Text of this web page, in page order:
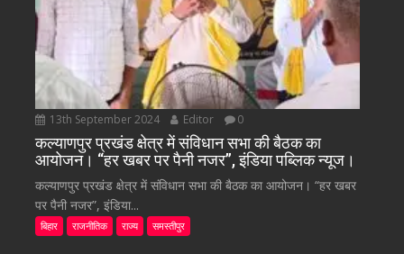
13th September 2024 Editor 0
कल्याणपुर प्रखंड क्षेत्र में संविधान सभा की बैठक का
आयोजन। “हर खबर पर पैनी नजर”, इंडिया पब्लिक न्यूज।
कल्याणपुर प्रखंड क्षेत्र में संविधान सभा की बैठक का आयोजन। “हर खबर
पर पैनी नजर”, इंडिया...
बिहार राजनीतिक राज्य समस्तीपुर